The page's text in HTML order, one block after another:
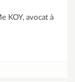
KOY, avocat à